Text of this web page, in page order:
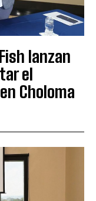
lanzan
el
Choloma